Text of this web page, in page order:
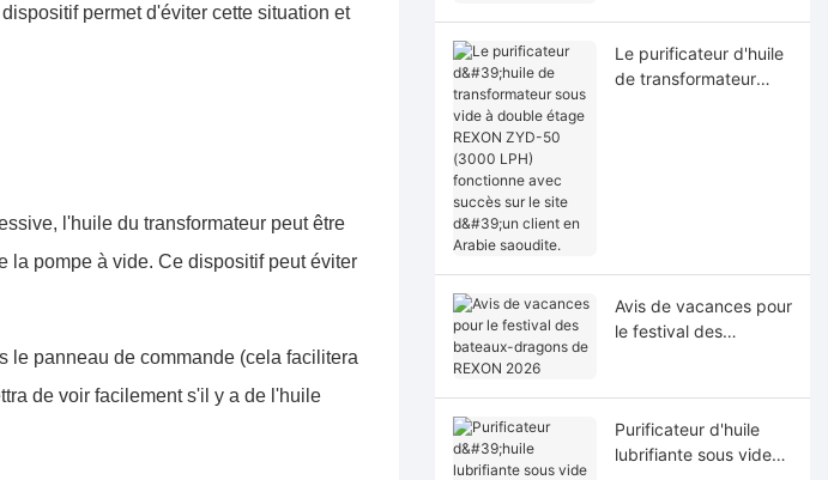
permet d'éviter cette situation et
l'huile du transformateur peut être
la pompe à vide. Ce dispositif peut éviter
le panneau de commande (cela facilitera
de voir facilement s'il y a de l'huile
Le purificateur d'huile
de transformateur
Avis de vacances pour
le festival des
Purificateur d'huile
lubrifiante sous vide